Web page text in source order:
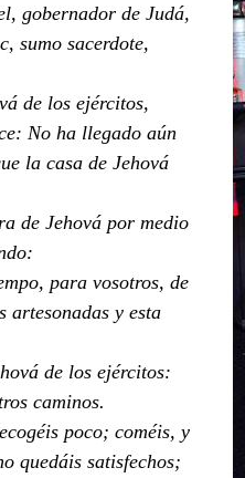
gobernador de Judá,
sumo sacerdote,
de los ejércitos,
No ha llegado aún
la casa de Jehová
de Jehová por medio
para vosotros, de
artesonadas y esta
de los ejércitos:
caminos.
poco; coméis, y
quedáis satisfechos;